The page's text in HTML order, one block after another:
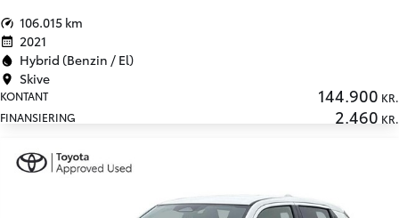
106.015 km
2021
Hybrid (Benzin / El)
Skive
KONTANT 144.900 KR.
FINANSIERING
2.460 KR.